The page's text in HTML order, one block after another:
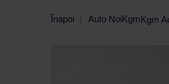
Înapoi Auto NoiKgmKgm